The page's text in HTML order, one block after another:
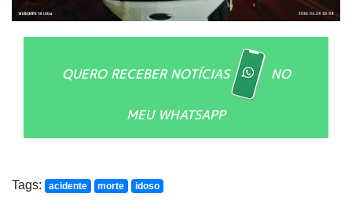
QUERO RECEBER NOTÍCIAS NO
MEU WHATSAPP
Tags: acidente morte idoso